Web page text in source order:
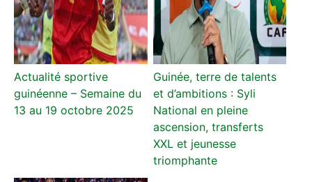
Actualité sportive
guinéenne – Semaine du
13 au 19 octobre 2025
Guinée, terre de talents
et d’ambitions : Syli
National en pleine
ascension, transferts
XXL et jeunesse
triomphante